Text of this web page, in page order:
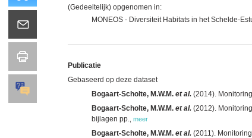
(Gedeeltelijk) opgenomen in:
MONEOS - Diversiteit Habitats in het Schelde-
Publicatie
Gebaseerd op deze dataset
Bogaart-Scholte, M.W.M. et al. (2014).
Bogaart-Scholte, M.W.M. et al. (2012).
bijlagen pp. meer
Bogaart-Scholte, M.W.M. et al. (2011).